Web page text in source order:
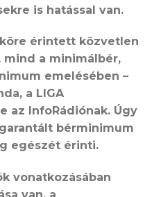
is hatással van.
érintett közvetlen
a minimálbér,
emelésében –
a LIGA
az InfoRádiónak. Úgy
bérminimum
egészét érinti.
vonatkozásában